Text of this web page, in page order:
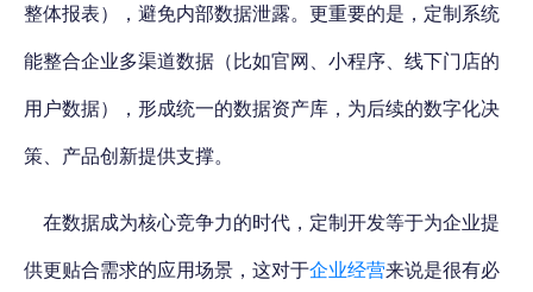
整体报表），避免内部数据泄露。更重要的是，定制系统
能整合企业多渠道数据（比如官网、小程序、线下门店的
用户数据），形成统一的数据资产库，为后续的数字化决
策、产品创新提供支撑。
在数据成为核心竞争力的时代，定制开发等于为企业提
供更贴合需求的应用场景，这对于企业经营来说是很有必